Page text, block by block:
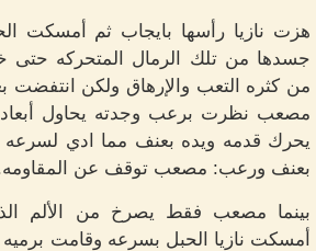
هزت نازيا رأسها بايجاب ثم أمسكت
جسدها من تلك الرمال المتحركه
من كثره التعب والإرهاق ولكن
مصعب نظرت برعب وجدته يحاول
يحرك قدمه ويده بعنف مما ادي
بعنف ورعب: مصعب توقف عن
بينما مصعب فقط يصرخ من الألم
أمسكت نازيا الحبل بسرعه وقامت